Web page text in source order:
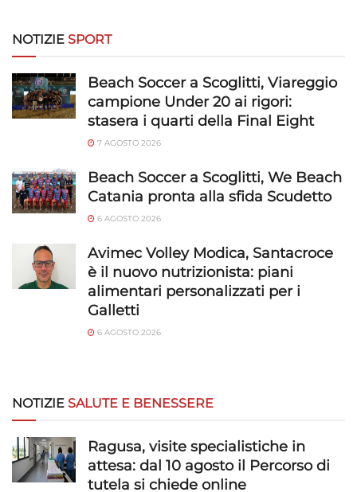
NOTIZIE SPORT
Beach Soccer a Scoglitti, Viareggio
campione Under 20 ai rigori:
stasera i quarti della Final Eight
7 AGOSTO 2026
Beach Soccer a Scoglitti, We Beach
Catania pronta alla sfida Scudetto
6 AGOSTO 2026
Avimec Volley Modica, Santacroce
è il nuovo nutrizionista: piani
alimentari personalizzati per i
Galletti
6 AGOSTO 2026
NOTIZIE SALUTE E BENESSERE
Ragusa, visite specialistiche in
attesa: dal 10 agosto il Percorso di
tutela si chiede online